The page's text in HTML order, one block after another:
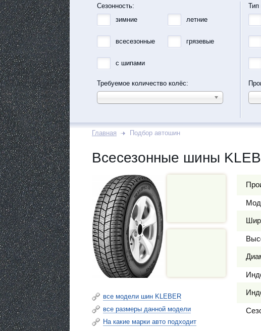
Сезонность:
зимние
летние
всесезонные грязевые
с шипами
Требуемое количество колёс:
Тип
Главная Подбор автошин
Всесезонные шины
все модели шин KLEBER
все размеры данной модели
На какие марки авто подходит